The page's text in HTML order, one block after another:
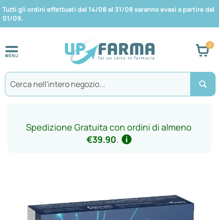
Tutti gli ordini effettuati dal 14/08 al 31/08 saranno evasi a partire dal
01/09.
Spedizione Gratuita con ordini di almeno
€39.90.
galleria